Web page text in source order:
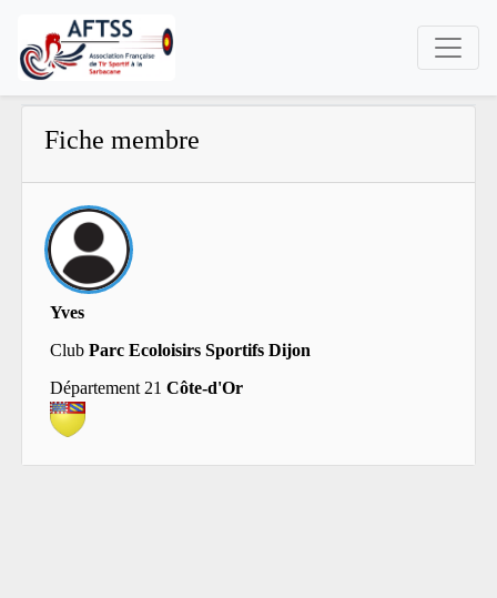
Fiche membre
Yves
Club Parc Ecoloisirs Sportifs Dijon
Département 21 Côte-d'Or